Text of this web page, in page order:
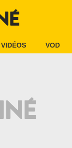
VIDÉOS VOD